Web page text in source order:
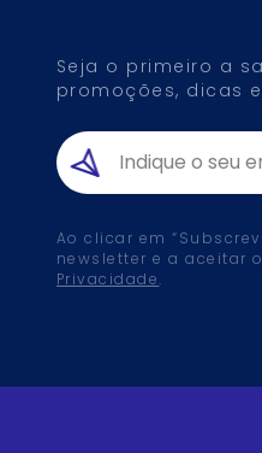
Seja o primeiro a
promoções, dicas
Ao clicar em
newsletter e a aceitar
Privacidade.